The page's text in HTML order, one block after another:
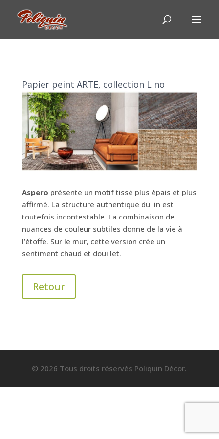
Papier peint ARTE, collection Lino
Aspero présente un motif tissé plus épais et plus
affirmé. La structure authentique du lin est
toutefois incontestable. La combinaison de
nuances de couleur subtiles donne de la vie à
l’étoffe. Sur le mur, cette version crée un
sentiment chaud et douillet.
Retour
© 2026 Tous droits réservés Poliquin Décor.